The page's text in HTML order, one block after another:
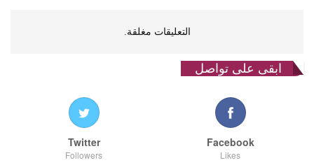
التعليقات مغلقة.
ابقى على تواصل
Facebook
Likes
Twitter
Followers